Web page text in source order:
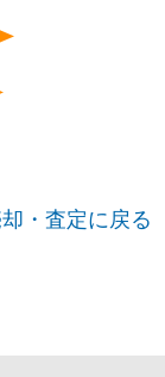
・査定に戻る